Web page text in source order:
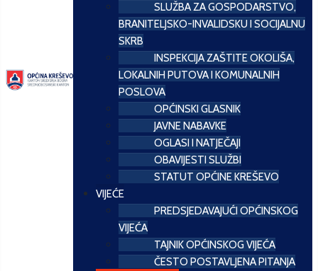
SLUŽBA ZA GOSPODARSTVO,
BRANITELJSKO-INVALIDSKU I SOCIJALNU
SKRB
INSPEKCIJA ZAŠTITE OKOLIŠA,
LOKALNIH PUTOVA I KOMUNALNIH
POSLOVA
OPĆINSKI GLASNIK
JAVNE NABAVKE
OGLASI I NATJEČAJI
OBAVIJESTI SLUŽBI
STATUT OPĆINE KREŠEVO
VIJEĆE
PREDSJEDAVAJUĆI OPĆINSKOG
VIJEĆA
TAJNIK OPĆINSKOG VIJEĆA
ČESTO POSTAVLJENA PITANJA